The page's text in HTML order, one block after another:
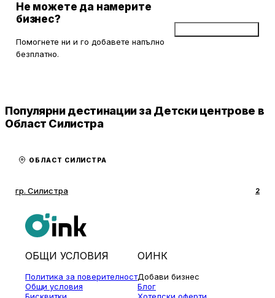
Не можете да намерите
бизнес?
Помогнете ни и го добавете напълно
безплатно.
Популярни дестинации за Детски центрове в
Област Силистра
ОБЛАСТ СИЛИСТРА
гр. Силистра 2
ОБЩИ УСЛОВИЯ
Политика за поверителност
Общи условия
Бисквитки
ОИНК
Добави бизнес
Блог
Хотелски оферти